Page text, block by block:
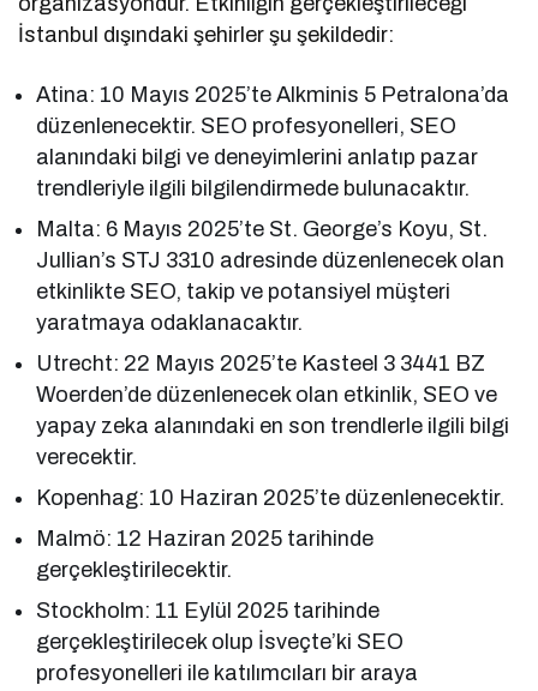
İstanbul dışındaki şehirler şu şekildedir:
Atina: 10 Mayıs 2025’te Alkminis 5 Petralona’da
düzenlenecektir. SEO profesyonelleri, SEO
alanındaki bilgi ve deneyimlerini anlatıp pazar
trendleriyle ilgili bilgilendirmede bulunacaktır.
Malta: 6 Mayıs 2025’te St. George’s Koyu, St.
Jullian’s STJ 3310 adresinde düzenlenecek olan
etkinlikte SEO, takip ve potansiyel müşteri
yaratmaya odaklanacaktır.
Utrecht: 22 Mayıs 2025’te Kasteel 3 3441 BZ
Woerden’de düzenlenecek olan etkinlik, SEO ve
yapay zeka alanındaki en son trendlerle ilgili bilgi
verecektir.
Kopenhag: 10 Haziran 2025’te düzenlenecektir.
Malmö: 12 Haziran 2025 tarihinde
gerçekleştirilecektir.
Stockholm: 11 Eylül 2025 tarihinde
gerçekleştirilecek olup İsveçte’ki SEO
profesyonelleri ile katılımcıları bir araya